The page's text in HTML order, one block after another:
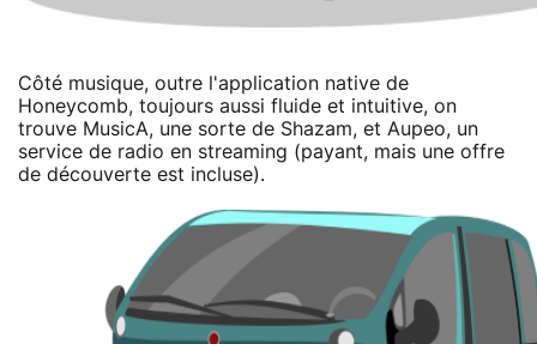
Côté musique, outre l'application native de
Honeycomb, toujours aussi fluide et intuitive, on
trouve MusicA, une sorte de Shazam, et Aupeo, un
service de radio en streaming (payant, mais une offre
de découverte est incluse).